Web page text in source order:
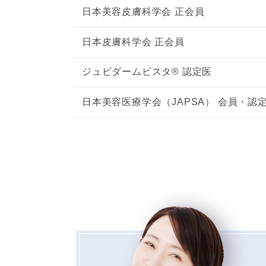
日本美容皮膚科学会 正会員
日本皮膚科学会 正会員
ジュビダームビスタ® 認定医
日本美容医療学会（JAPSA） 会員・認